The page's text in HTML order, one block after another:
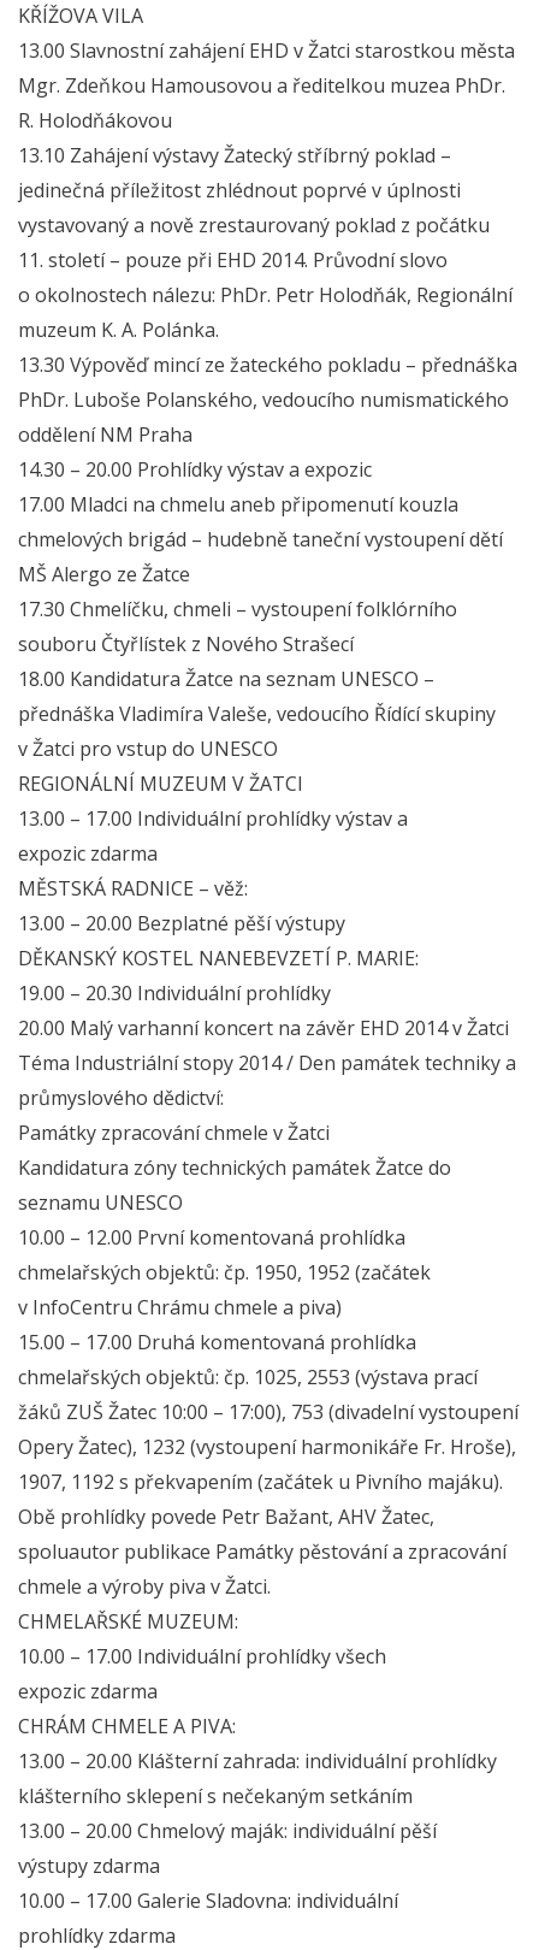
KŘÍŽOVA VILA
13.00 Slavnostní zahájení EHD v Žatci starostkou města
Mgr. Zdeňkou Hamousovou a ředitelkou muzea PhDr.
R. Holodňákovou
13.10 Zahájení výstavy Žatecký stříbrný poklad –
jedinečná příležitost zhlédnout poprvé v úplnosti
vystavovaný a nově zrestaurovaný poklad z počátku
11. století – pouze při EHD 2014. Průvodní slovo
o okolnostech nálezu: PhDr. Petr Holodňák, Regionální
muzeum K. A. Polánka.
13.30 Výpověď mincí ze žateckého pokladu – přednáška
PhDr. Luboše Polanského, vedoucího numismatického
oddělení NM Praha
14.30 – 20.00 Prohlídky výstav a expozic
17.00 Mladci na chmelu aneb připomenutí kouzla
chmelových brigád – hudebně taneční vystoupení dětí
MŠ Alergo ze Žatce
17.30 Chmelíčku, chmeli – vystoupení folklórního
souboru Čtyřlístek z Nového Strašecí
18.00 Kandidatura Žatce na seznam UNESCO –
přednáška Vladimíra Valeše, vedoucího Řídící skupiny
v Žatci pro vstup do UNESCO
REGIONÁLNÍ MUZEUM V ŽATCI
13.00 – 17.00 Individuální prohlídky výstav a
expozic zdarma
MĚSTSKÁ RADNICE – věž:
13.00 – 20.00 Bezplatné pěší výstupy
DĚKANSKÝ KOSTEL NANEBEVZETÍ P. MARIE:
19.00 – 20.30 Individuální prohlídky
20.00 Malý varhanní koncert na závěr EHD 2014 v Žatci
Téma Industriální stopy 2014 / Den památek techniky a
průmyslového dědictví:
Památky zpracování chmele v Žatci
Kandidatura zóny technických památek Žatce do
seznamu UNESCO
10.00 – 12.00 První komentovaná prohlídka
chmelařských objektů: čp. 1950, 1952 (začátek
v InfoCentru Chrámu chmele a piva)
15.00 – 17.00 Druhá komentovaná prohlídka
chmelařských objektů: čp. 1025, 2553 (výstava prací
žáků ZUŠ Žatec 10:00 – 17:00), 753 (divadelní vystoupení
Opery Žatec), 1232 (vystoupení harmonikáře Fr. Hroše),
1907, 1192 s překvapením (začátek u Pivního majáku).
Obě prohlídky povede Petr Bažant, AHV Žatec,
spoluautor publikace Památky pěstování a zpracování
chmele a výroby piva v Žatci.
CHMELAŘSKÉ MUZEUM:
10.00 – 17.00 Individuální prohlídky všech
expozic zdarma
CHRÁM CHMELE A PIVA:
13.00 – 20.00 Klášterní zahrada: individuální prohlídky
klášterního sklepení s nečekaným setkáním
13.00 – 20.00 Chmelový maják: individuální pěší
výstupy zdarma
10.00 – 17.00 Galerie Sladovna: individuální
prohlídky zdarma